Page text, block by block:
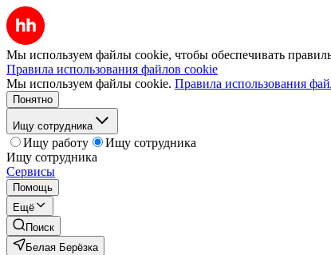
Мы используем файлы cookie, чтобы обеспечивать
Правила использования файлов cookie
Мы используем файлы cookie. Правила использования
Понятно
Ищу сотрудника
Ищу работу
Ищу сотрудника
Ищу сотрудника
Сервисы
Помощь
Ещё
Поиск
Белая Берёзка